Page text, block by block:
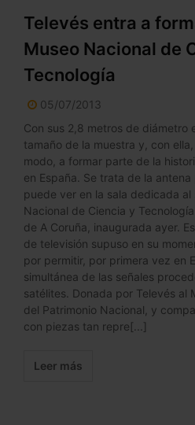
Televés entra a
Museo Nacional de
Tecnología
05/07/2013
Con sus 2,8 metros de diámetro
tamaño de la muestra y, con
modo, a formar parte de la
en España. Se trata de la
puede ver en la sala dedicada al
Nacional de Ciencia y
de A Coruña, inaugurada ayer.
de televisión supuso en su
por permitir, por primera vez en
simultánea de las señales
satélites. Donada por Televés al
del Patrimonio Nacional, y
con piezas tan repre[...]
Leer más